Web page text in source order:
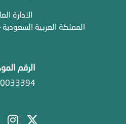
الادارة
المملكة العربية السعودية
الرقم